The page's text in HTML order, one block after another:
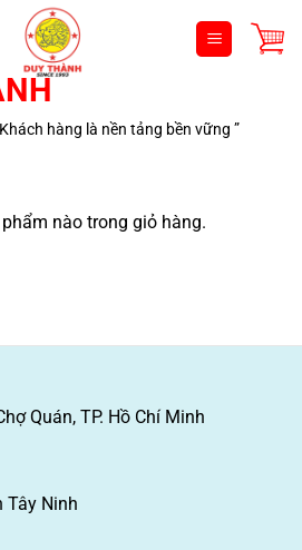
hàng là nền tảng bền vững ”
nào trong giỏ hàng.
Quán, TP. Hồ Chí Minh
Tây Ninh